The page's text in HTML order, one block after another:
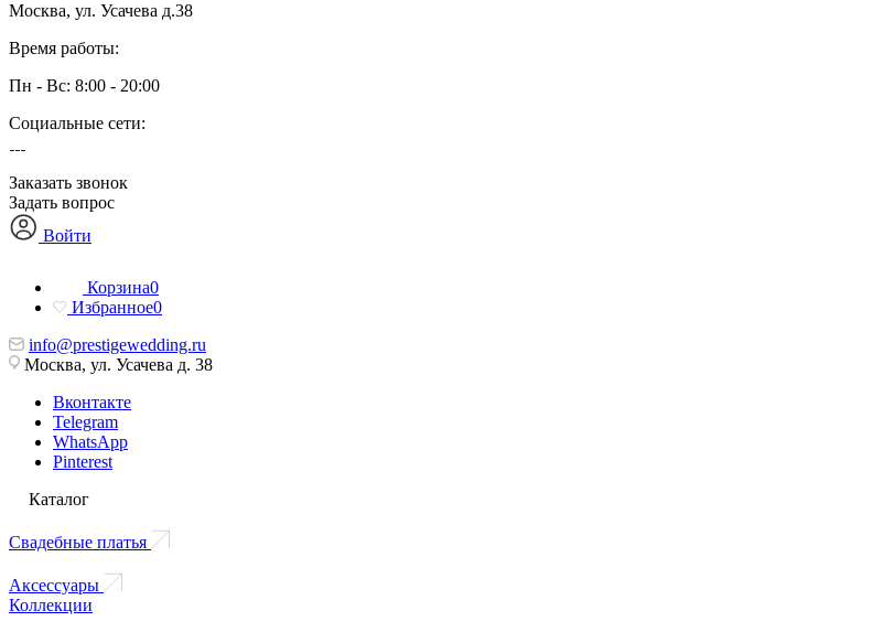
Москва, ул. Усачева д.38
Время работы:
Пн - Вс: 8:00 - 20:00
Социальные сети:
Заказать звонок
Задать вопрос
Войти
Корзина0
Избранное0
info@prestigewedding.ru
Москва, ул. Усачева д. 38
Вконтакте
Telegram
WhatsApp
Pinterest
Каталог
Свадебные платья
Аксессуары
Коллекции